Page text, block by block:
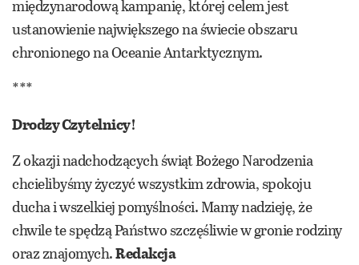
międzynarodową kampanię, której celem jest
ustanowienie największego na świecie obszaru
chronionego na Oceanie Antarktycznym.
***
Drodzy Czytelnicy!
Z okazji nadchodzących świąt Bożego Narodzenia
chcielibyśmy życzyć wszystkim zdrowia, spokoju
ducha i wszelkiej pomyślności. Mamy nadzieję, że
chwile te spędzą Państwo szczęśliwie w gronie rodziny
oraz znajomych.Redakcja